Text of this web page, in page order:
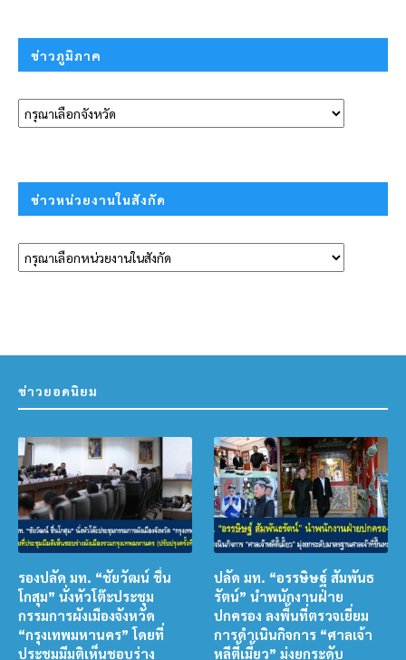
ข่าวภูมิภาค
ข่าวหน่วยงานในสังกัด
ข่าวยอดนิยม
รองปลัด มท. “ชัยวัฒน์ ชื่น
โกสุม” นั่งหัวโต๊ะประชุม
กรรมการผังเมืองจังหวัด
“กรุงเทพมหานคร” โดยที่
ประชุมมีมติเห็นชอบร่าง
ปลัด มท. “อรรษิษฐ์ สัมพันธ
รัตน์” นำพนักงานฝ่าย
ปกครอง ลงพื้นที่ตรวจเยี่ยม
การดำเนินกิจการ “ศาลเจ้า
หลีตี้เมี้ยว” มุ่งยกระดับ